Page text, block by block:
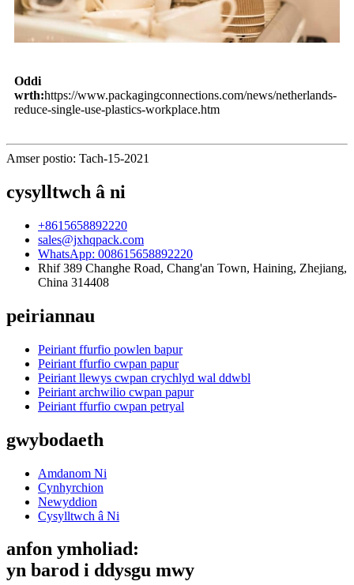
Oddi
wrth:https://www.packagingconnections.com/news/netherlands-
reduce-single-use-plastics-workplace.htm
Amser postio: Tach-15-2021
cysylltwch â ni
+8615658892220
sales@jxhqpack.com
WhatsApp: 008615658892220
Rhif 389 Changhe Road, Chang'an Town, Haining, Zhejiang,
China 314408
peiriannau
Peiriant ffurfio powlen bapur
Peiriant ffurfio cwpan papur
Peiriant llewys cwpan crychlyd wal ddwbl
Peiriant archwilio cwpan papur
Peiriant ffurfio cwpan petryal
gwybodaeth
Amdanom Ni
Cynhyrchion
Newyddion
Cysylltwch â Ni
anfon ymholiad:
yn barod i ddysgu mwy